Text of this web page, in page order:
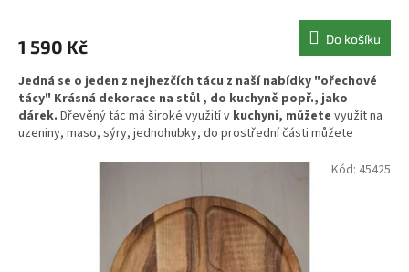
1 590 Kč Do košíku
Jedná se o jeden z nejhezčích tácu z naší nabídky "ořechové
tácy" Krásná dekorace na stůl , do kuchyně popř., jako
dárek. Dřevěný tác má široké využití v kuchyni, můžete využít na
uzeniny, maso, sýry, jednohubky, do prostřední části můžete
doplnit omáčky nebo dip. Je tovkusnýdoplněk každého stolu.
Můžete také využít na oříšky, pistácie, chipsy s dipem.
Největší
Kód: 45425